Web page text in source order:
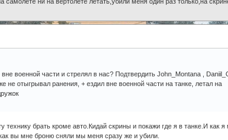
военной части и стрелял в нас? Подтвердить John_Montana ,
не отыгрывал ранения, + ездил вне военной части на танке, летал на
технику брать кроме авто.Кидай скрины и покажи где я в танке.И как я
вы мне броню сняли мы меня сразу же и убили.